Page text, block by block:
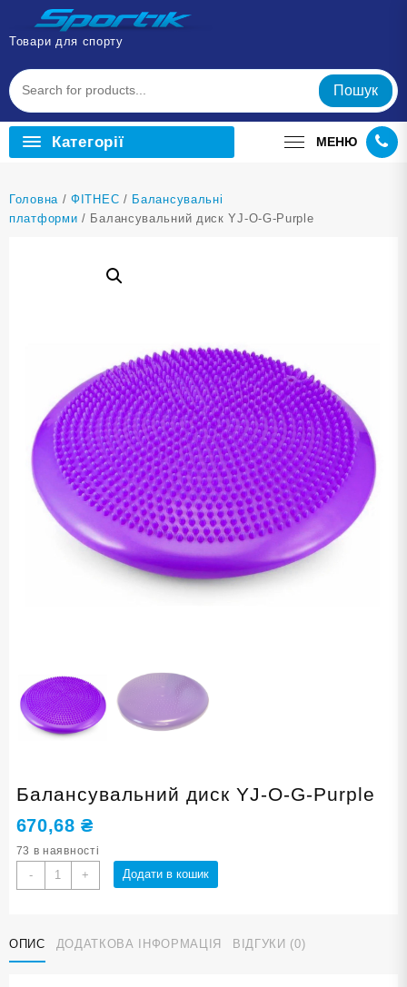
Перейти
вмісту
Товари для спорту
Пошук
Категорії МЕНЮ
Головна /ФІТНЕС / Балансувальні
платформи / Балансувальний диск YJ-O-G-Purple
Балансувальний диск YJ-O-G-Purple
670,68₴
73 в наявності
-
Балансувальний
диск
G-
Purple
+ Додати в кошик
ОПИС ДОДАТКОВА ІНФОРМАЦІЯ ВІДГУКИ (0)